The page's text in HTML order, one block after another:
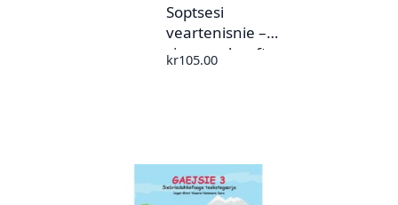
Soptsesi
veartenisnie –
sjangereheefte nr.
kr105.00